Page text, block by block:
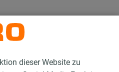
dieser Website zu